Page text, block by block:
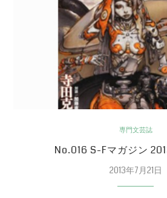
専門文芸誌
No.016 S-Fマガジン
2013年7月21日